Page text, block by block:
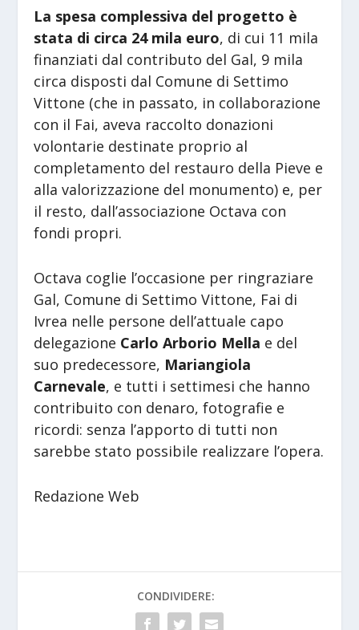
La spesa complessiva del progetto è
stata di circa 24 mila euro, di cui 11 mila
finanziati dal contributo del Gal, 9 mila
circa disposti dal Comune di Settimo
Vittone (che in passato, in collaborazione
con il Fai, aveva raccolto donazioni
volontarie destinate proprio al
completamento del restauro della Pieve e
alla valorizzazione del monumento) e, per
il resto, dall’associazione Octava con
fondi propri.
Octava coglie l’occasione per ringraziare
Gal, Comune di Settimo Vittone, Fai di
Ivrea nelle persone dell’attuale capo
delegazione Carlo Arborio Mella e del
suo predecessore, Mariangiola
Carnevale, e tutti i settimesi che hanno
contribuito con denaro, fotografie e
ricordi: senza l’apporto di tutti non
sarebbe stato possibile realizzare l’opera.
Redazione Web
CONDIVIDERE: